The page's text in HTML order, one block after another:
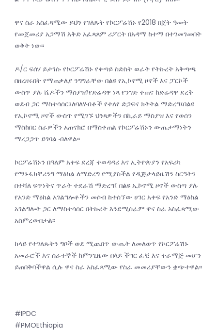
ዋና ስራ አስፈጻሚው ይህን የገለጹት የኮርፖሬሽኑ የ2018 በጀት ዓመት
የመጀመሪያ አጋማሽ እቅድ አፈጻጸም ሪፖርት በአዳማ ከተማ በተገመገመበት
ወቅት ነው፡፡
ዶ/ር ፍሰሃ ይታገሱ የኮርፖሬሽኑ የቀጣይ ስድስት ወራት የትኩረት አቅጣጫ
በዘረዘሩበት የማጠቃለያ ንግግራቸው በልዩ የኢኮኖሚ ዞኖች እና ፓርኮች
ውስጥ ያሉ ሼዶችን ማስያዝ፤የድሬዳዋ ነጻ የንግድ ቀጠና ከድሬዳዋ ደረቅ
ወደብ ጋር ማስተሳሰር፤ለባለሃብቶች የተለየ ድጋፍና ክትትል ማድረግ፤በልዩ
የኢኮኖሚ ዞኖች ውስጥ የሚገኙ ህንጻዎችን በኪራይ ማስያዝ እና የወሰን
ማስከበር ስራዎችን አጠናክሮ በማስቀጠል የኮርፖሬሽኑን ውጤታማነትን
ማረጋጋጥ ይገባል ብለዋል፡፡
ኮርፖሬሽኑን በዓለም አቀፍ ደረጃ ተወዳዳሪ እና ኢትዮጵያን የአፍሪካ
የማኑፋክቸሪንግ ማዕከል ለማድረግ የሚያስችል የዲጅታላይዜሽን ስርዓትን
በተሻለ ፍጥነትና ጥራት ተደራሽ ማድረግ፤ በልዩ ኢኮኖሚ ዞኖች ውስጣ ያሉ
የአንድ ማዕከል አገልግሎቶችን መሶብ ከተሰኘው ሀገር አቀፍ የአንድ ማዕከል
አገልግሎት ጋር ለማስተሳሰር በትኩረት እንደሚሰራም ዋና ስራ አስፈጻሚው
አስምረውበታል፡፡
ከላይ የተገለጹትን ግቦች ወደ ሚጨበጥ ውጤት ለመለወጥ የኮርፖሬሽኑ
አመራሮች እና ሰራተኞች ከምንጊዜው በላይ ችግር ፈቺ እና ተራማጅ መሆን
ይጠበቅባችዋል ሲሉ ዋና ስራ አስፈጻሚው የስራ መመሪያቸውን ቋጭተዋል፡፡
#IPDC
#PMOEthiopia